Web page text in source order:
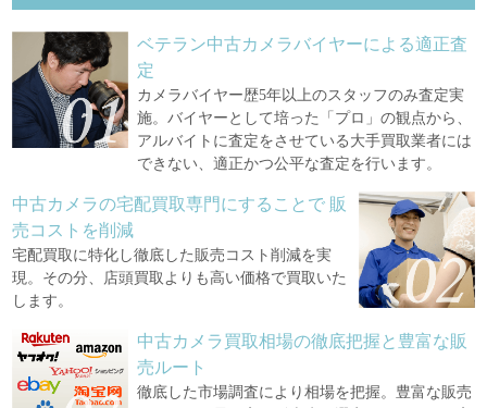
ベテラン中古カメラバイヤーによる適正査
定
カメラバイヤー歴5年以上のスタッフのみ査定実
施。バイヤーとして培った「プロ」の観点から、
アルバイトに査定をさせている大手買取業者には
できない、適正かつ公平な査定を行います。
中古カメラの宅配買取専門にすることで 販
売コストを削減
宅配買取に特化し徹底した販売コスト削減を実
現。その分、店頭買取よりも高い価格で買取いた
します。
中古カメラ買取相場の徹底把握と豊富な販
売ルート
徹底した市場調査により相場を把握。豊富な販売